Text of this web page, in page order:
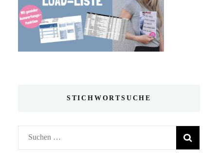
STICHWORTSUCHE
Suchen
nach: